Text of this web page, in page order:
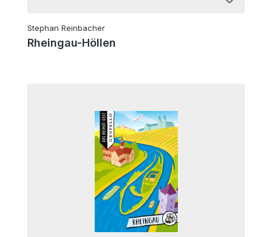
Stephan Reinbacher
Rheingau-Höllen